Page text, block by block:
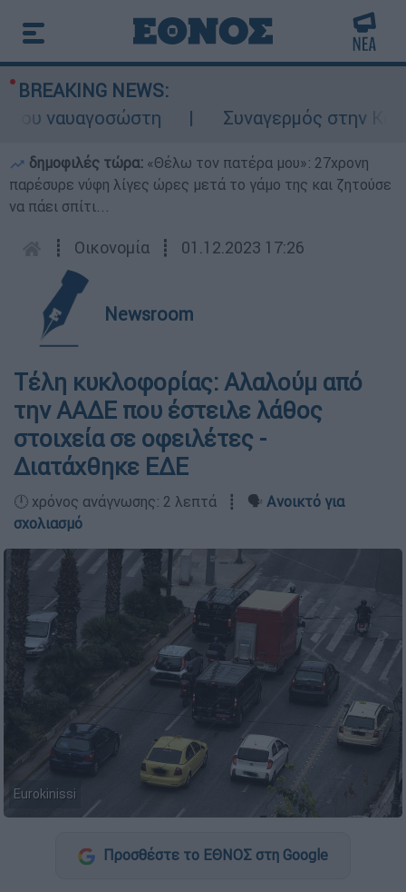
BREAKING NEWS:
ναυαγοσώστη
Συναγερμός στην
δημοφιλές τώρα: «Θέλω τον πατέρα μου»: 27χρονη
παρέσυρε νύφη λίγες ώρες μετά το γάμο της και ζητούσε
να πάει σπίτι...
┋ Οικονομία ┋ 01.12.2023 17:26
Newsroom
Τέλη κυκλοφορίας: Αλαλούμ από
την ΑΑΔΕ που έστειλε λάθος
στοιχεία σε οφειλέτες -
Διατάχθηκε ΕΔΕ
🕛 χρόνος ανάγνωσης: 2 λεπτά ┋ 🗣️ Ανοικτό για
σχολιασμό
Eurokinissi
Προσθέστε το ΕΘΝΟΣ στη Google